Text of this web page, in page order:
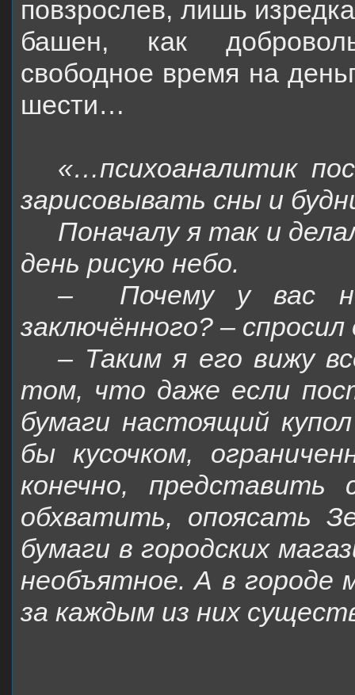
повзрослев, лишь
башен, как
свободное время на
шести…
«…психоаналитик
зарисовывать сны и
Поначалу я так и
день рисую небо.
–
Почему у вас
заключённого? – спросил
– Таким я его вижу
том, что даже если
бумаги настоящий
бы кусочком,
конечно, представить
обхватить, опоясать
бумаги в городских
необъятное. А в городе
за каждым из них